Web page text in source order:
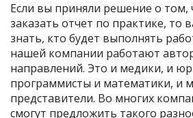
Если вы приняли решение о том,
заказать отчет по практике, то
знать, кто будет выполнять
нашей компании работают
направлений. Это и медики, и
программисты и математики, и
представители. Во многих
смогут предложить такого